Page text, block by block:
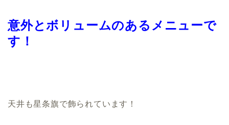
意外とボリュームのあるメニューで
す！
天井も星条旗で飾られています！